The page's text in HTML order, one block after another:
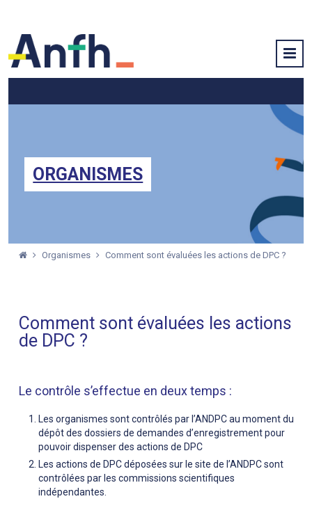
ORGANISMES
Organismes Comment sont évaluées les actions de DPC ?
Comment sont évaluées les actions
de DPC ?
Le contrôle s’effectue en deux temps :
Les organismes sont contrôlés par l’ANDPC au moment du
dépôt des dossiers de demandes d’enregistrement pour
pouvoir dispenser des actions de DPC
Les actions de DPC déposées sur le site de l’ANDPC sont
contrôlées par les commissions scientifiques
indépendantes.